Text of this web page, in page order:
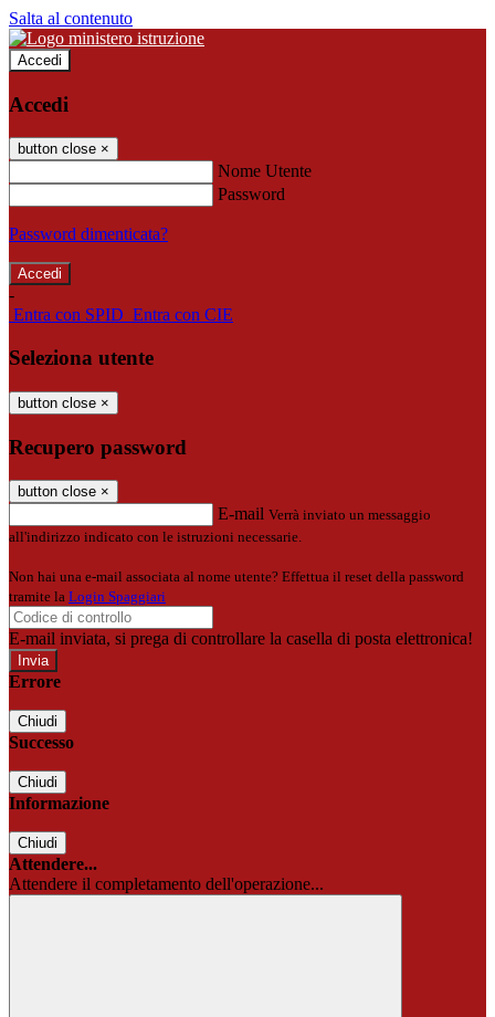
Salta al contenuto
Accedi
Accedi
button close ×
Nome Utente
Password
Password dimenticata?
-
Entra con SPID Entra con CIE
Seleziona utente
button close ×
Recupero password
button close ×
E-mail Verrà inviato un messaggio
all'indirizzo indicato con le istruzioni necessarie.
Non hai una e-mail associata al nome utente? Effettua il reset della password
tramite la Login Spaggiari
E-mail inviata, si prega di controllare la casella di posta elettronica!
Errore
Chiudi
Successo
Chiudi
Informazione
Chiudi
Attendere...
Attendere il completamento dell'operazione...